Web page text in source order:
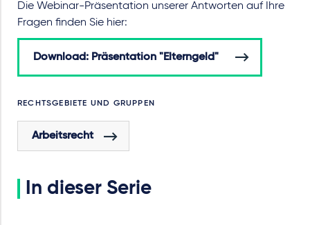
Die Webinar-Präsentation unserer Antworten auf Ihre
Fragen finden Sie hier:
Download: Präsentation "Elterngeld"
RECHTSGEBIETE UND GRUPPEN
Arbeitsrecht
In dieser Serie